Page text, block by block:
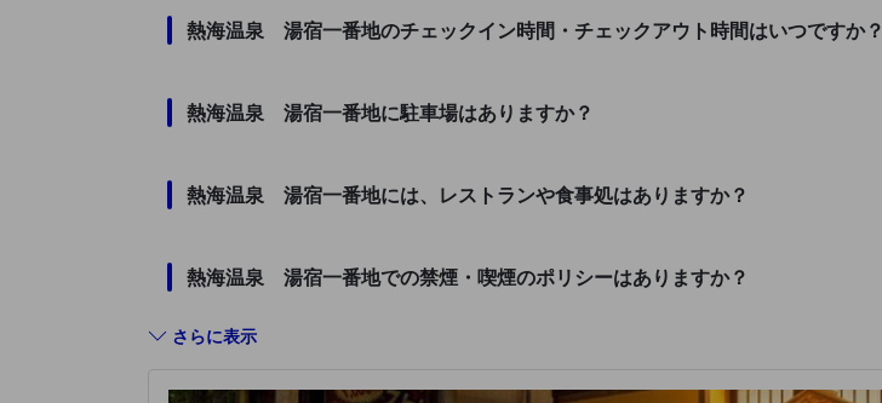
熱海温泉 湯宿一番地のチェックイン時間・チェックアウト時間はいつですか？
熱海温泉 湯宿一番地に駐車場はありますか？
熱海温泉 湯宿一番地には、レストランや食事処はありますか？
熱海温泉 湯宿一番地での禁煙・喫煙のポリシーはありますか？
さらに表示